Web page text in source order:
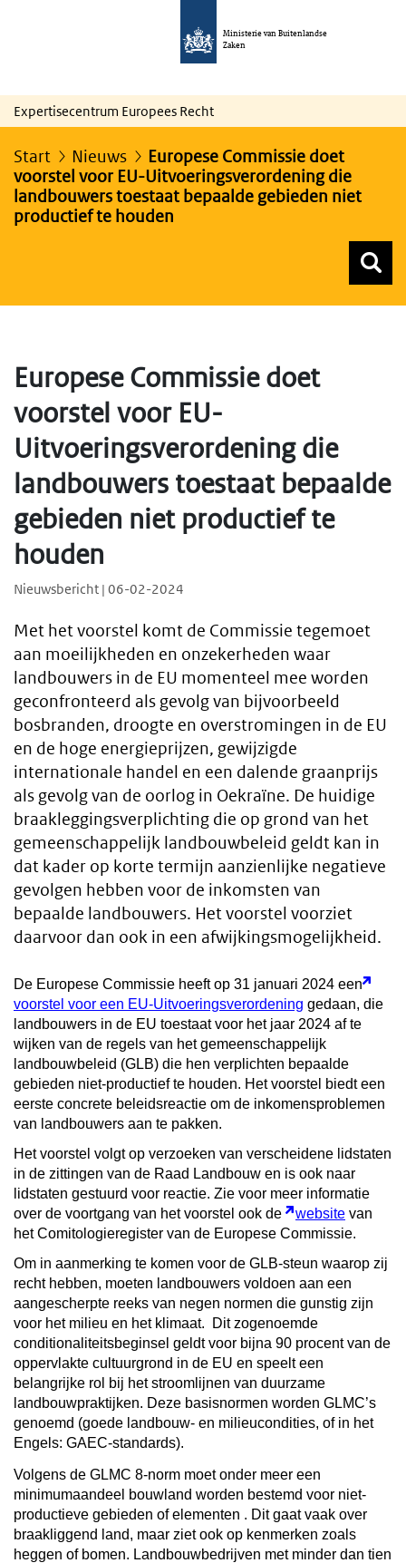
Ministerie van Buitenlandse
Zaken
Expertisecentrum Europees Recht
Start Nieuws
Europese Commissie doet
voorstel voor EU-Uitvoeringsverordening die
landbouwers toestaat bepaalde gebieden niet
productief te houden
Europese Commissie doet
voorstel voor EU-
Uitvoeringsverordening die
landbouwers toestaat bepaalde
gebieden niet productief te
houden
Nieuwsbericht | 06-02-2024
Met het voorstel komt de Commissie tegemoet
aan moeilijkheden en onzekerheden waar
landbouwers in de EU momenteel mee worden
geconfronteerd als gevolg van bijvoorbeeld
bosbranden, droogte en overstromingen in de EU
en de hoge energieprijzen, gewijzigde
internationale handel en een dalende graanprijs
als gevolg van de oorlog in Oekraïne. De huidige
braakleggingsverplichting die op grond van het
gemeenschappelijk landbouwbeleid geldt kan in
dat kader op korte termijn aanzienlijke negatieve
gevolgen hebben voor de inkomsten van
bepaalde landbouwers. Het voorstel voorziet
daarvoor dan ook in een afwijkingsmogelijkheid.
De Europese Commissie heeft op 31 januari 2024 een
voorstel voor een EU-Uitvoeringsverordening gedaan, die
landbouwers in de EU toestaat voor het jaar 2024 af te
wijken van de regels van het gemeenschappelijk
landbouwbeleid (GLB) die hen verplichten bepaalde
gebieden niet-productief te houden. Het voorstel biedt een
eerste concrete beleidsreactie om de inkomensproblemen
van landbouwers aan te pakken.
Het voorstel volgt op verzoeken van verscheidene lidstaten
in de zittingen van de Raad Landbouw en is ook naar
lidstaten gestuurd voor reactie. Zie voor meer informatie
over de voortgang van het voorstel ook de
website van
het Comitologieregister van de Europese Commissie.
Om in aanmerking te komen voor de GLB-steun waarop zij
recht hebben, moeten landbouwers voldoen aan een
aangescherpte reeks van negen normen die gunstig zijn
voor het milieu en het klimaat.
Dit zogenoemde
conditionaliteitsbeginsel geldt voor bijna 90 procent van de
oppervlakte cultuurgrond in de EU en speelt een
belangrijke rol bij het stroomlijnen van duurzame
landbouwpraktijken. Deze basisnormen worden GLMC’s
genoemd (goede landbouw- en milieucondities, of in het
Engels: GAEC-standards).
Volgens de GLMC 8-norm moet onder meer een
minimumaandeel bouwland worden bestemd voor niet-
productieve gebieden of elementen . Dit gaat vaak over
braakliggend land, maar ziet ook op kenmerken zoals
heggen of bomen. Landbouwbedrijven met minder dan tien